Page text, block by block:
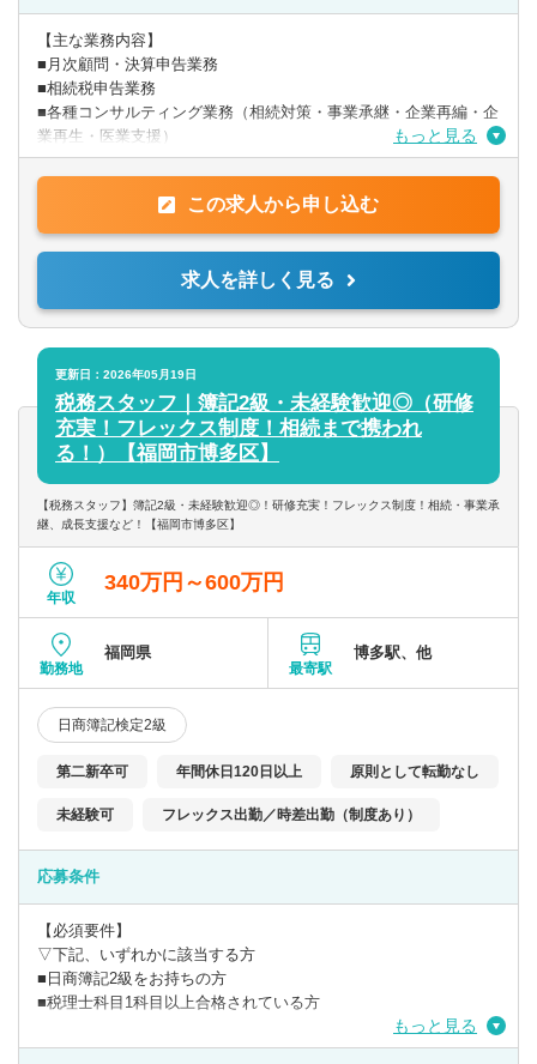
■有資格者の方（税理士・公認会計士）
■税理士試験科目2科目以上保持者の方
※時短勤務相談可能です！
【主な業務内容】
■月次顧問・決算申告業務
■相続税申告業務
■各種コンサルティング業務（相続対策・事業承継・企業再編・企
業再生・医業支援）
〇入社時の業務イメージとしては、相続案件6割、法人顧問業務4
割です。相続は月3件程度/顧問は担当10件程度です。自身の経験
に合わせて段階的に業務をお任せします。
※入社後のキャリアアップとして、資産税(事業承継/組織再編/相
続対策等)や中小企業成長支援（資金繰り改善経営アドバイ
ス/MAS監査/財務コンサル）などにも携わることも可能です。 自
身の考えと意欲を重要視した働き方を実現することが出来ます。
〇高付加価値の創造と提供を大切にしています。そのために、ま
ずはきめ細やかなヒアリングで問題点を見つけ、弁護士や司法書
士のチームで問題を解決することで高付加価値な商品を創造し、
お客様に提供しております。
〇クラウド型顧問対応やテレワークを取り入れ、時勢に合った働
き方が可能です。
もっと見る
この求人から申し込む
求人を詳しく見る
更新日：2026年05月19日
税務スタッフ｜簿記2級・未経験歓迎◎（研修
充実！フレックス制度！相続まで携われ
る！）【福岡市博多区】
【税務スタッフ】簿記2級・未経験歓迎◎！研修充実！フレックス制度！相続・事業承
継、成長支援など！【福岡市博多区】
年収
340万円～600万円
勤務地
福岡県
最寄駅
博多駅、他
日商簿記検定2級
第二新卒可 年間休日120日以上 原則として転勤なし
未経験可 フレックス出勤／時差出勤（制度あり）
応募条件
【必須要件】
▽下記、いずれかに該当する方
■日商簿記2級をお持ちの方
■税理士科目1科目以上合格されている方
【歓迎要件】
もっと見る